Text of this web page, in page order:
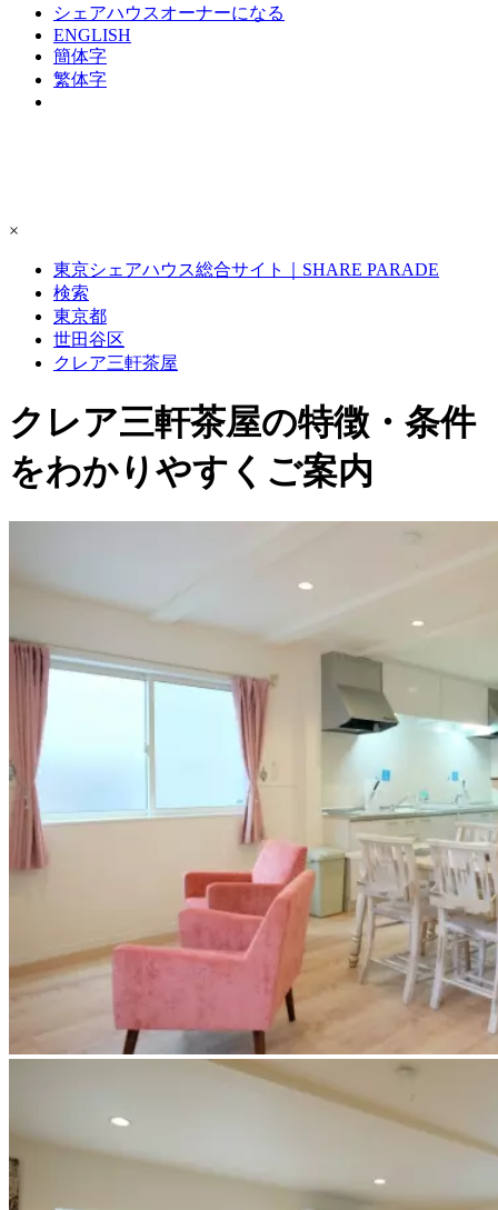
シェアハウスオーナーになる
ENGLISH
簡体字
繁体字
×
東京シェアハウス総合サイト｜SHARE PARADE
検索
東京都
世田谷区
クレア三軒茶屋
クレア三軒茶屋の特徴・条件
をわかりやすくご案内